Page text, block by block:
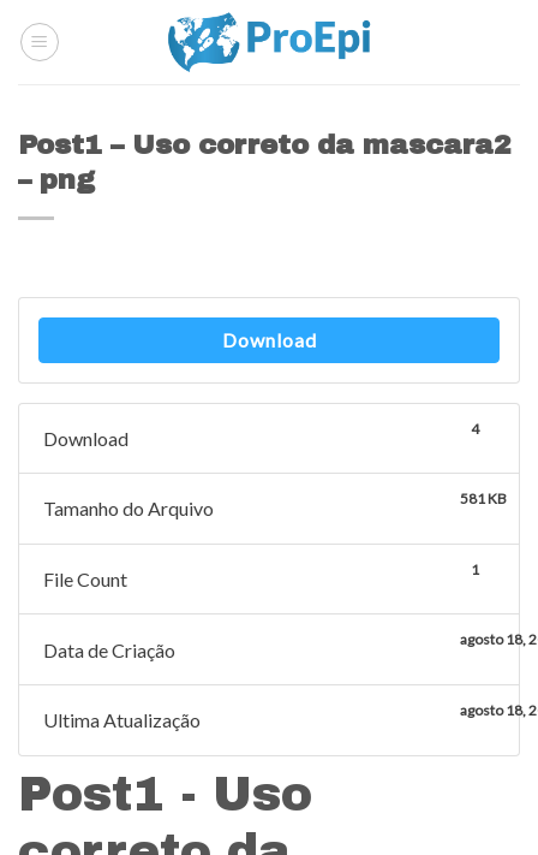
Post1 – Uso correto da mascara2
– png
Download
Download 4
Tamanho do Arquivo 581 KB
File Count 1
Data de Criação agosto 18,
Ultima Atualização agosto 18,
Post1 - Uso